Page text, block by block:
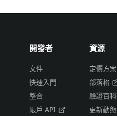
開發者
文件
快速入門
整合
帳戶 API
資源
定價方案
部落格
驗證百科
更新動態